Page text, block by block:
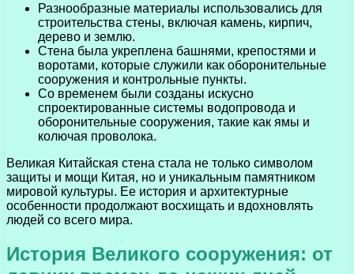
Разнообразные материалы использовались для
строительства стены, включая камень, кирпич,
дерево и землю.
Стена была укреплена башнями, крепостями и
воротами, которые служили как оборонительные
сооружения и контрольные пункты.
Со временем были созданы искусно
спроектированные системы водопровода и
оборонительные сооружения, такие как ямы и
колючая проволока.
Великая Китайская стена стала не только символом
защиты и мощи Китая, но и уникальным памятником
мировой культуры. Ее история и архитектурные
особенности продолжают восхищать и вдохновлять
людей со всего мира.
История Великого сооружения: от